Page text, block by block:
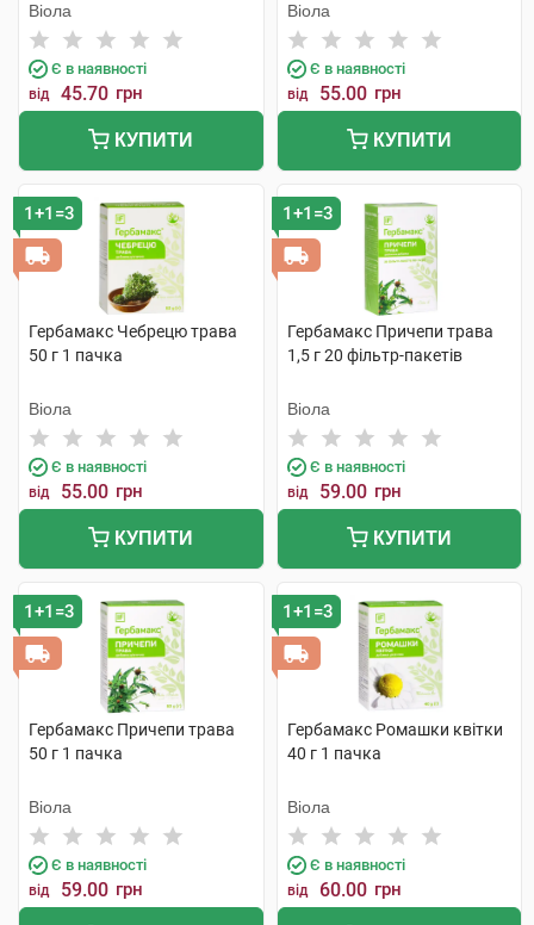
Віола
Є в наявності
від 45.70 грн
КУПИТИ
Віола
Є в наявності
від 55.00 грн
КУПИТИ
1+1=3
Гербамакс Чебрецю трава
50 г 1 пачка
Віола
Є в наявності
від 55.00 грн
КУПИТИ
1+1=3
Гербамакс Причепи трава
1,5 г 20 фільтр-пакетів
Віола
Є в наявності
від 59.00 грн
КУПИТИ
1+1=3
Гербамакс Причепи трава
50 г 1 пачка
Віола
Є в наявності
від 59.00 грн
1+1=3
Гербамакс Ромашки квітки
40 г 1 пачка
Віола
Є в наявності
від 60.00 грн